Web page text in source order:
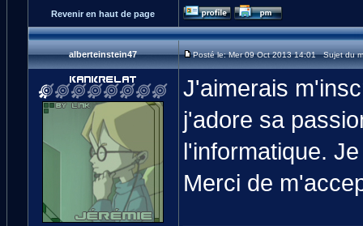
Revenir en haut de page
alberteinstein47 Posté le: Mer 09 Oct 2013 14:01 Sujet du
J'aimerais
j'adore sa
l'informatique.
Merci de